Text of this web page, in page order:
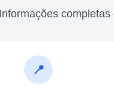
Informações
📍